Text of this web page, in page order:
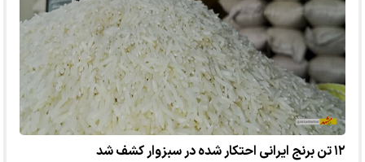
۱۲ تن برنج ایرانی احتکار شده در سبزوار کشف شد